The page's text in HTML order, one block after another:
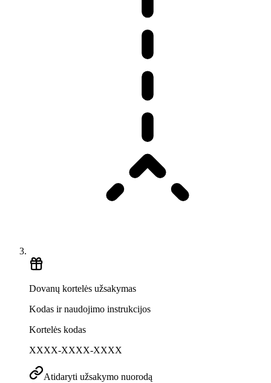
Dovanų kortelės užsakymas
Kodas ir naudojimo instrukcijos
Kortelės kodas
XXXX-XXXX-XXXX
Atidaryti užsakymo nuorodą